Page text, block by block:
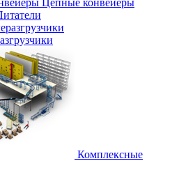
Цепные конвейеры
Комплексные